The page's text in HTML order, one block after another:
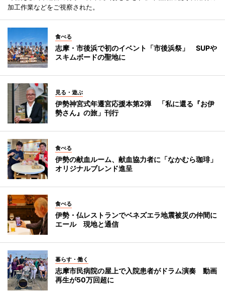
加工作業などをご視察された。
食べる
志摩・市後浜で初のイベント「市後浜祭」 SUPや
スキムボードの聖地に
見る・遊ぶ
伊勢神宮式年遷宮応援本第2弾 「私に還る『お伊
勢さん』の旅」刊行
食べる
伊勢の献血ルーム、献血協力者に「なかむら珈琲」
オリジナルブレンド進呈
食べる
伊勢・仏レストランでベネズエラ地震被災の仲間に
エール 現地と通信
暮らす・働く
志摩市民病院の屋上で入院患者がドラム演奏 動画
再生が50万回超に